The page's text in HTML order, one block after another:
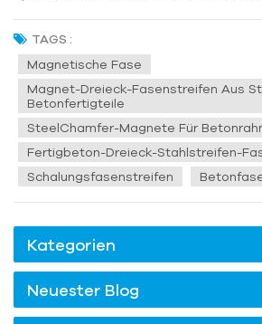
und optisch ansprechendere Lösungen
Anfasmaterialien können in drei Typen
Gummi (mit Stahlkern), Stahl und
Anfasen können scharfe oder gezackte
TAGS :
Magnetische Fase
Magnet-Dreieck-Fasenstreifen Aus
Betonfertigteile
SteelChamfer-Magnete Für
Fertigbeton-Dreieck-Stahlstreifen-
Schalungsfasenstreifen
Kategorien
Neuester Blog